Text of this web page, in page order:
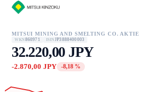
MITSUI MINING AND SMELTING CO. AKTIE
WKN 860971 ISINJP3888400003
32.220,00 JPY
-2.870,00 JPY -8,18 %